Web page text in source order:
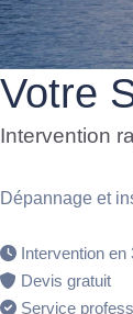
Votre
Intervention
Dépannage et
Intervention en
Devis gratuit
Service